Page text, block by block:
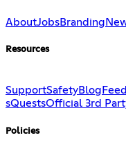
AboutJobsBranding
Resources
SupportSafetyBlog
sQuestsOfficial 3rd
Policies